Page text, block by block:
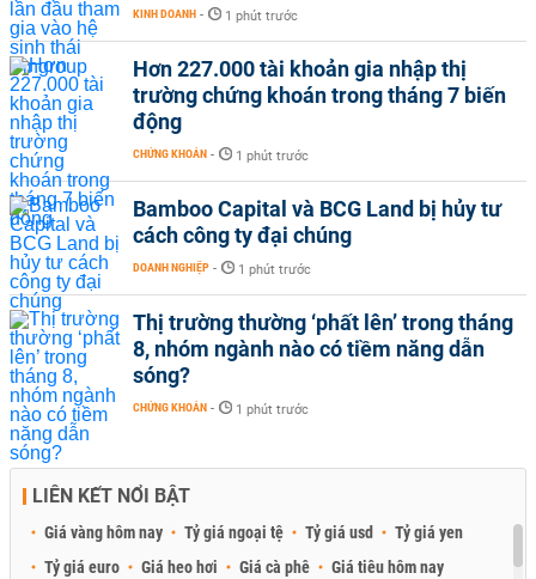
KINH DOANH - 1 phút trước
Hơn 227.000 tài khoản gia nhập thị
trường chứng khoán trong tháng 7 biến
động
CHỨNG KHOÁN - 1 phút trước
Bamboo Capital và BCG Land bị hủy tư
cách công ty đại chúng
DOANH NGHIỆP - 1 phút trước
Thị trường thường ‘phất lên’ trong tháng
8, nhóm ngành nào có tiềm năng dẫn
sóng?
CHỨNG KHOÁN - 1 phút trước
LIÊN KẾT NỔI BẬT
Giá vàng hôm nay Tỷ giá ngoại tệ Tỷ giá usd
Tỷ giá yen
Tỷ giá euro
Giá heo hơi Giá cà phê Giá tiêu hôm nay